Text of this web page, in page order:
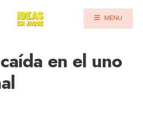
MENU
en el uno